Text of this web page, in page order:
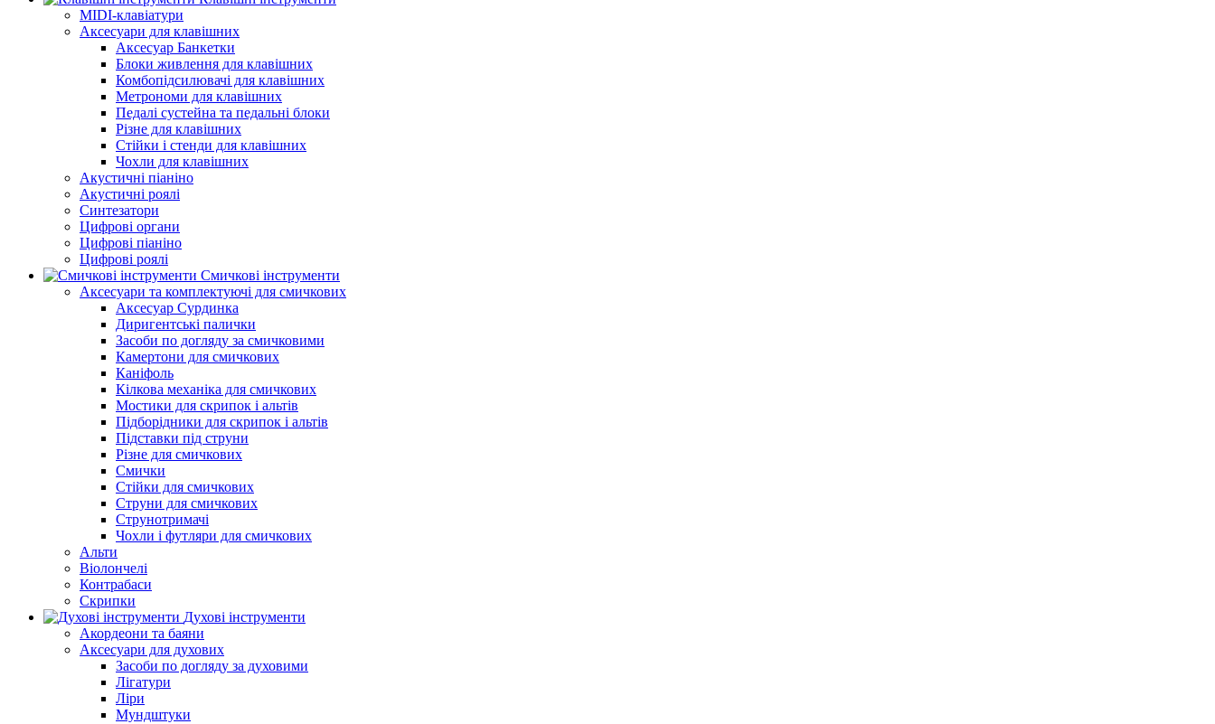
MIDI-клавіатури
Аксесуари для клавішних
Аксесуар Банкетки
Блоки живлення для клавішних
Комбопідсилювачі для клавішних
Метрономи для клавішних
Педалі сустейна та педальні блоки
Різне для клавішних
Стійки і стенди для клавішних
Чохли для клавішних
Акустичні піаніно
Акустичні роялі
Синтезатори
Цифрові органи
Цифрові піаніно
Цифрові роялі
Смичкові інструменти
Аксесуари та комплектуючі для смичкових
Аксесуар Сурдинка
Диригентські палички
Засоби по догляду за смичковими
Камертони для смичкових
Каніфоль
Кілкова механіка для смичкових
Мостики для скрипок і альтів
Підборiдники для скрипок і альтів
Підставки під струни
Різне для смичкових
Смички
Стійки для смичкових
Струни для смичкових
Струнотримачі
Чохли і футляри для смичкових
Альти
Віолончелі
Контрабаси
Скрипки
Духові інструменти
Акордеони та баяни
Аксесуари для духових
Засоби по догляду за духовими
Лігатури
Ліри
Мундштуки